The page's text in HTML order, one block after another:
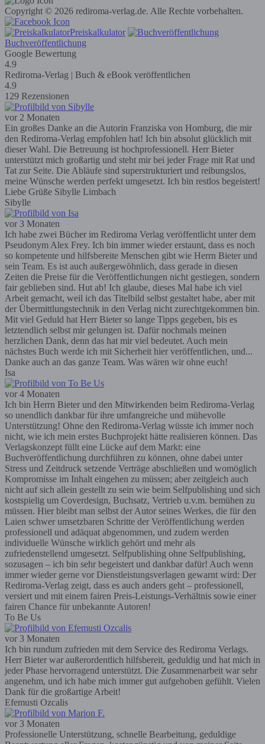
Copyright © 2026 rediroma-verlag.de. Alle Rechte vorbehalten.
Preiskalkulator
Buchveröffentlichung
Google Bewertung
4.9
Rediroma-Verlag | Buch & eBook veröffentlichen
4.9
129 Rezensionen
vor 2 Monaten
Ein großes Danke an die Autorin Franziska von Homburg, die mir
den Rediroma-Verlag empfohlen hat! Ich bin absolut glücklich mit
dieser Wahl. Die Betreuung ist hochprofessionell. Herr Bieter
unterstützt mich großartig und steht mir bei jeder Frage mit Rat und
Tat zur Seite. Die Abläufe sind superstrukturiert und reibungslos,
meine Wünsche werden perfekt umgesetzt. Ich bin restlos begeistert!
Liebe Grüße Sibylle Limbach
Sibylle
vor 3 Monaten
Ich habe zwei Bücher im Rediroma Verlag veröffentlicht unter dem
Pseudonym Alex Frey. Ich bin immer wieder erstaunt, dass es noch
so kompetente und hilfsbereite Menschen gibt wie Herrn Bieter und
sein Team. Es ist auch außergewöhnlich, dass gerade in diesen
Zeiten die Preise für die Veröffentlichungen nicht gestiegen, sondern
fair geblieben sind. Hut ab! Ich glaube, dieses Mal habe ich viel
Arbeit gemacht, weil ich das Titelbild selbst gestaltet habe, aber mit
der Übermittlungstechnik in den Verlag nicht zurechtgekommen bin.
Mit viel Geduld hat Herr Bieter so lange Tipps gegeben, bis es
letztendlich selbst mir gelungen ist. Dafür nochmals meinen
herzlichen Dank, denn das hat mir viel bedeutet. Auch mein
nächstes Buch werde ich mit Sicherheit hier veröffentlichen, und...
Danke auch an das ganze Team. Was wären wir ohne euch!
Isa
vor 4 Monaten
Ich bin Herrn Bieter und den Mitwirkenden beim Rediroma-Verlag
so unendlich dankbar für ihre umfangreiche und mühevolle
Unterstützung! Ohne den Rediroma-Verlag wüsste ich immer noch
nicht, wie ich mein erstes Buchprojekt hätte realisieren können. Das
Verlagskonzept füllt eine Lücke auf dem Markt: eine
Buchveröffentlichung durchführen zu können, ohne dabei unter
Stress und Zeitdruck setzende Verträge abschließen und womöglich
Kompromisse im Inhalt eingehen zu müssen; aber zeitgleich auch
nicht auf sich allein gestellt zu sein wie beim Selfpublishing und sich
kostspielig um Coverdesign, Buchsatz, Vertrieb u.v.m. bemühen zu
müssen. Hier bleibt man selbst der Autor seines Werkes, die für den
Laien schwer umsetzbaren Schritte der Veröffentlichung werden
professionell und adäquat abgenommen, und zudem werden
individuelle Wünsche wirklich gehört und mehr als
zufriedenstellend umgesetzt. Selfpublishing ohne Selfpublishing,
sozusagen – ich bin sehr begeistert und dankbar dafür! Auch wenn
immer wieder gerne vor Dienstleistungsverlagen gewarnt wird: Der
Rediroma-Verlag zeigt, dass es auch anders geht – professionell,
versiert und mit einem fairen Preis-Leistungs-Verhältnis sowie einer
fairen Chance für unbekannte Autoren!
To Be Us
vor 3 Monaten
Ich bin rundum zufrieden mit dem Service des Rediroma Verlags.
Herr Bieter war außerordentlich hilfsbereit, geduldig und hat mich in
jeder Phase hervorragend unterstützt. Die Zusammenarbeit war sehr
angenehm, und ich habe mich immer gut aufgehoben gefühlt. Vielen
Dank für die großartige Arbeit!
Efemusti Ozcalis
vor 3 Monaten
Professionelle Unterstützung, schnelle Bearbeitung, geduldige